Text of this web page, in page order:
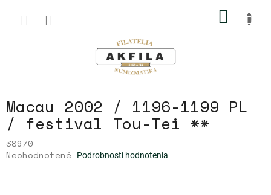
obsah
Macau 2002 / 1196-1199 PL
/ festival Tou-Tei **
38970
Priemerné
Neohodnotené Podrobnosti hodnotenia